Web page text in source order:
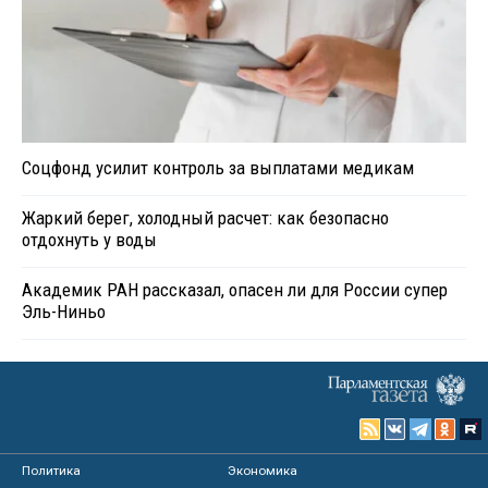
Соцфонд усилит контроль за выплатами медикам
Жаркий берег, холодный расчет: как безопасно
отдохнуть у воды
Академик РАН рассказал, опасен ли для России супер
Эль-Ниньо
Политика
Экономика